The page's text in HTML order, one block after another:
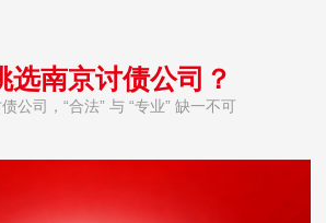
选南京讨债公司？
公司，“合法” 与 “专业” 缺一不可